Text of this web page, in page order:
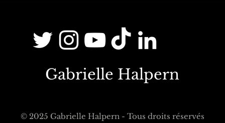
Halpern sur La Chaîne
Gabrielle Halpern
© 2025 Gabrielle Halpern - Tous droits réservés